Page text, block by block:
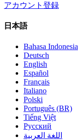
アカウント登録
日本語
Bahasa Indonesia
Deutsch
English
Español
Français
Italiano
Polski
Português (BR)
Tiếng Việt
Русский
اللغة العربية